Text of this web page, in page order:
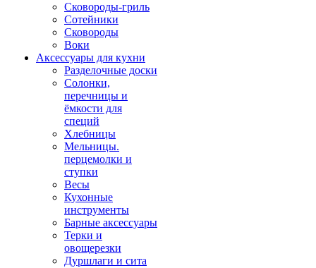
Сковороды-гриль
Сотейники
Сковороды
Воки
Аксессуары для кухни
Разделочные доски
Солонки,
перечницы и
ёмкости для
специй
Хлебницы
Мельницы.
перцемолки и
ступки
Весы
Кухонные
инструменты
Барные аксессуары
Терки и
овощерезки
Дуршлаги и сита